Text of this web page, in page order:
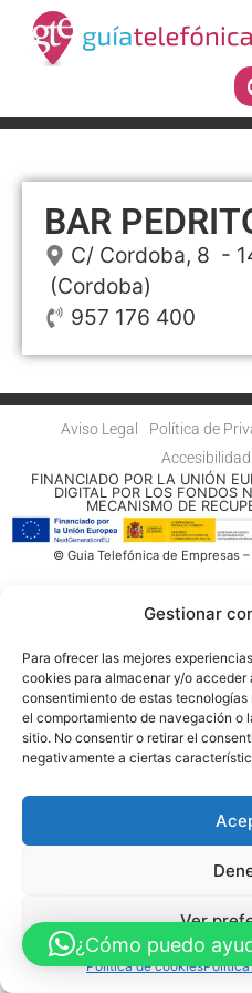
Gestionar
Para ofrecer las mejores
cookies para almacenar y/o acceder
consentimiento de estas
el comportamiento de navegación o
sitio. No consentir o retirar el
negativamente a ciertas
Ver
Política de cookies
BAR
C/ Cordoba, 8 -
(Cordoba)
957 176 400
Aviso Legal Política de
Accesibilidad
FINANCIADO POR LA UNIÓN
DIGITAL POR LOS FONDOS
MECANISMO DE
© Guia Telefónica de Empresas
¿Cómo puedo